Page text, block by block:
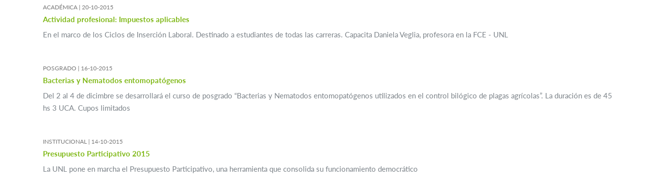
ACADÉMICA | 20-10-2015
Actividad profesional: Impuestos aplicables
En el marco de los Ciclos de Inserción Laboral. Destinado a estudiantes de todas las carreras. Capacita Daniela Veglia, profesora en la FCE - UNL
POSGRADO | 16-10-2015
Bacterias y Nematodos entomopatógenos
Del 2 al 4 de dicimbre se desarrollará el curso de posgrado “Bacterias y Nematodos entomopatógenos utilizados en el control bilógico de plagas agrícolas”. La duración es de 45
hs 3 UCA. Cupos limitados
INSTITUCIONAL | 14-10-2015
Presupuesto Participativo 2015
La UNL pone en marcha el Presupuesto Participativo, una herramienta que consolida su funcionamiento democrático